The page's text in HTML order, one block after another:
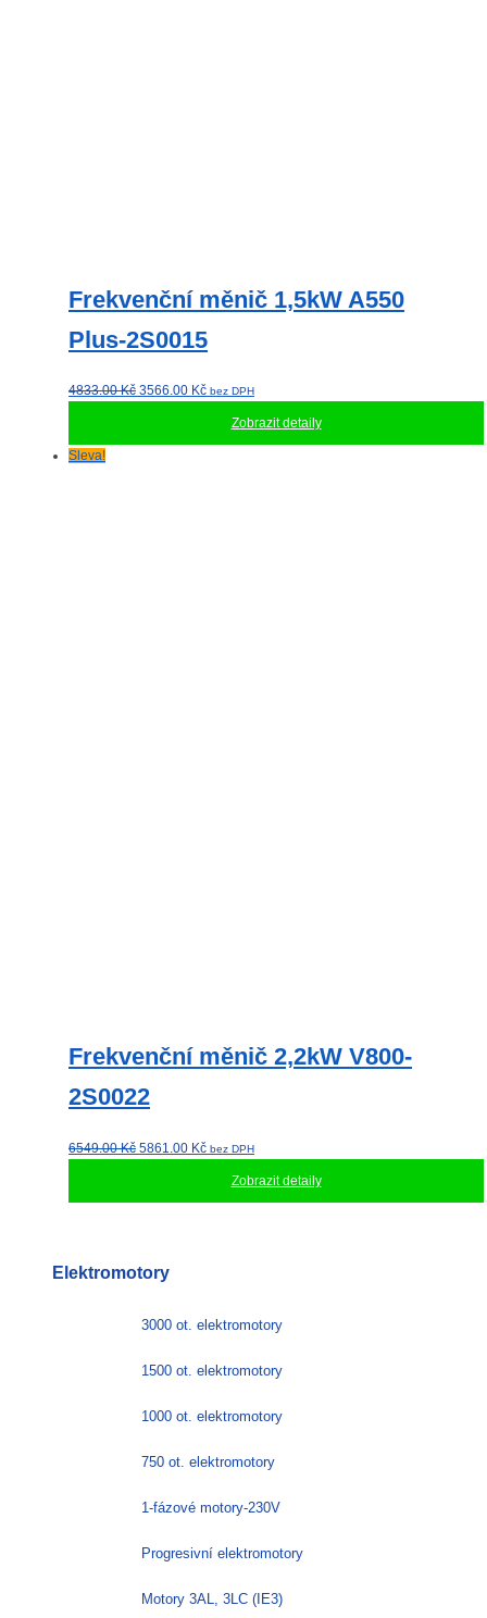
Frekvenční měnič 1,5kW A550
Plus-2S0015
4833.00Kč Původní
3566.00 KčAktuální
bez DPH
Zobrazit detaily
Sleva!
Frekvenční měnič 2,2kW V800-
2S0022
6549.00Kč Původní
5861.00 KčAktuální
bez DPH
Zobrazit detaily
Elektromotory
3000 ot. elektromotory
1500 ot. elektromotory
1000 ot. elektromotory
750 ot. elektromotory
1-fázové motory-230V
Progresivní elektromotory
Motory 3AL, 3LC (IE3)